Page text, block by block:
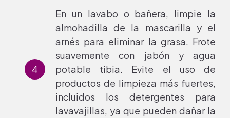
En un lavabo o bañera, limpie la
almohadilla de la mascarilla y el
arnés para eliminar la grasa. Frote
suavemente con jabón y agua
potable tibia. Evite el uso de
productos de limpieza más fuertes,
incluidos los detergentes para
lavavajillas, ya que pueden dañar la